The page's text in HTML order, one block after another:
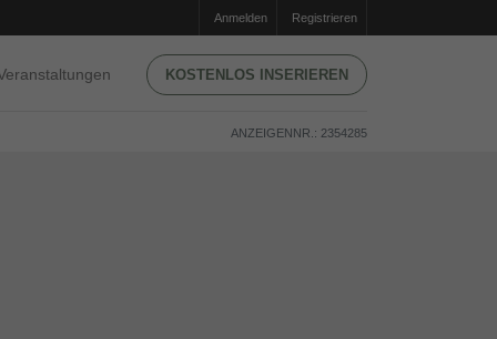
Anmelden Registrieren
KOSTENLOS INSERIEREN
ANZEIGENNR.: 2354285